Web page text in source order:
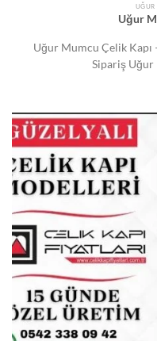
UĞUR
Uğur
Uğur Mumcu Çelik Kapı
Sipariş Uğur